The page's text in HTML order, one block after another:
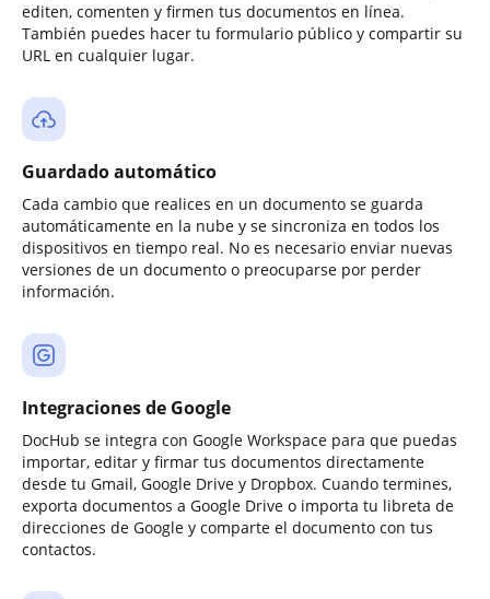
editen, comenten y firmen tus documentos en línea.
También puedes hacer tu formulario público y compartir su
URL en cualquier lugar.
Guardado automático
Cada cambio que realices en un documento se guarda
automáticamente en la nube y se sincroniza en todos los
dispositivos en tiempo real. No es necesario enviar nuevas
versiones de un documento o preocuparse por perder
información.
Integraciones de Google
DocHub se integra con Google Workspace para que puedas
importar, editar y firmar tus documentos directamente
desde tu Gmail, Google Drive y Dropbox. Cuando termines,
exporta documentos a Google Drive o importa tu libreta de
direcciones de Google y comparte el documento con tus
contactos.